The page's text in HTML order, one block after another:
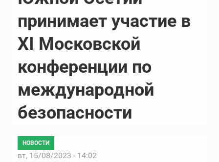
принимает участие в
XI Московской
конференции по
международной
безопасности
НОВОСТИ
вт, 15/08/2023 - 14:02